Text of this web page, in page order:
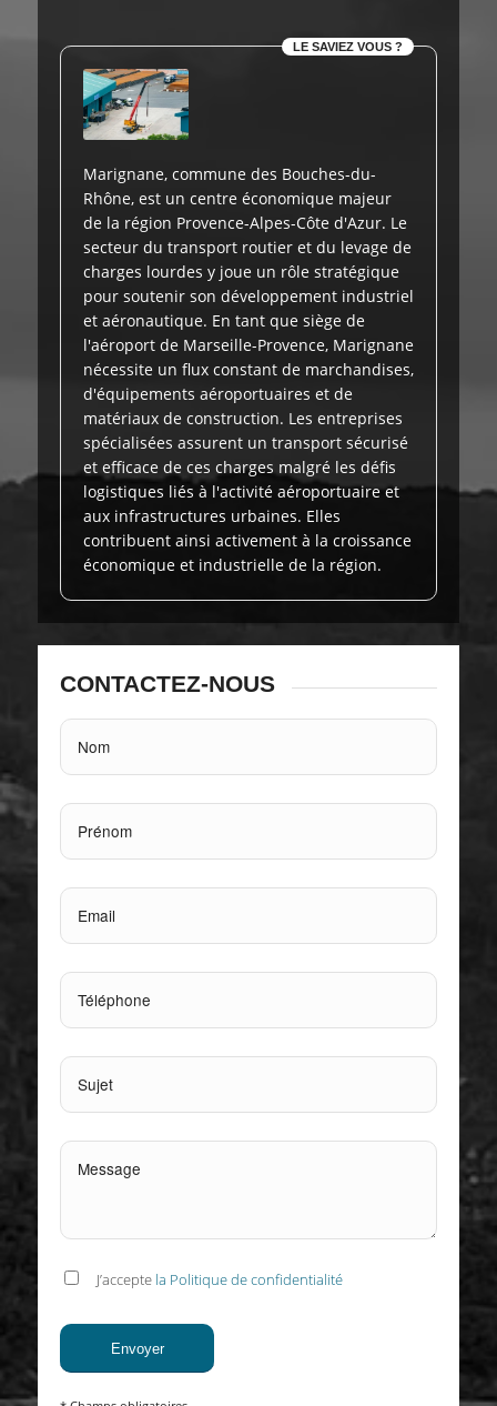
LE SAVIEZ VOUS ?
Marignane, commune des Bouches-du-
Rhône, est un centre économique majeur
de la région Provence-Alpes-Côte d'Azur. Le
secteur du transport routier et du levage de
charges lourdes y joue un rôle stratégique
pour soutenir son développement industriel
et aéronautique. En tant que siège de
l'aéroport de Marseille-Provence, Marignane
nécessite un flux constant de marchandises,
d'équipements aéroportuaires et de
matériaux de construction. Les entreprises
spécialisées assurent un transport sécurisé
et efficace de ces charges malgré les défis
logistiques liés à l'activité aéroportuaire et
aux infrastructures urbaines. Elles
contribuent ainsi activement à la croissance
économique et industrielle de la région.
CONTACTEZ-NOUS
J’accepte la Politique de confidentialité